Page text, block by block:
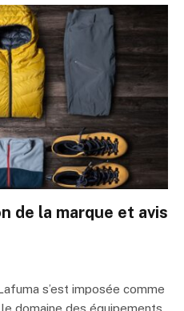
de la marque et avis
s’est imposée comme
domaine des équipements